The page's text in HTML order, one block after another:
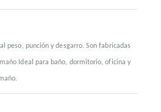
peso, punción y desgarro. Son fabricadas
Ideal para baño, dormitorio, oficina y